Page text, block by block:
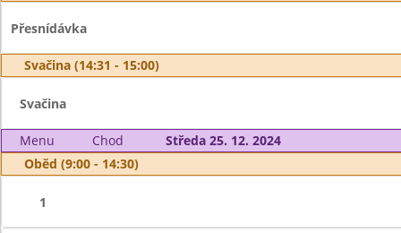
Přesnídávka
Svačina (14:31 - 15:00)
Svačina
Menu Chod
Středa 25. 12. 2024
Oběd (9:00 - 14:30)
1